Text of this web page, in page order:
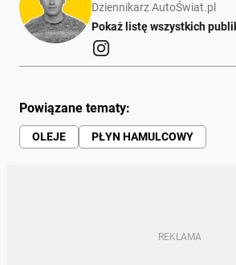
Dziennikarz AutoŚwiat.pl
Pokaż listę wszystkich
Powiązane tematy:
OLEJE
PŁYN HAMULCOWY